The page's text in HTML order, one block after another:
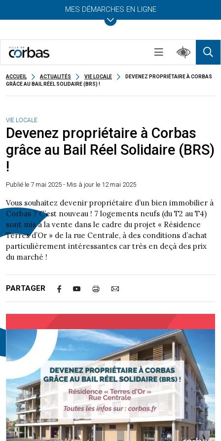
MES DÉMARCHES EN LIGNE
ACCUEIL ACTUALITÉS VIE LOCALE
DEVENEZ PROPRIÉTAIRE À CORBAS
GRÂCE AU BAIL RÉEL SOLIDAIRE (BRS) !
VIE LOCALE
Devenez propriétaire à Corbas
grâce au Bail Réel Solidaire (BRS)
!
Publié le 7 mai 2025 - Mis à jour le 12 mai 2025
Vous souhaitez devenir propriétaire d’un bien immobilier à
Corbas ? C’est nouveau ! 7 logements neufs (du T2 au T4)
sont mis à la vente dans le cadre du projet « Résidence
Terres d’Or » de la rue Centrale, à des conditions d’achat
particulièrement intéressantes car très en deçà des prix
du marché !
PARTAGER